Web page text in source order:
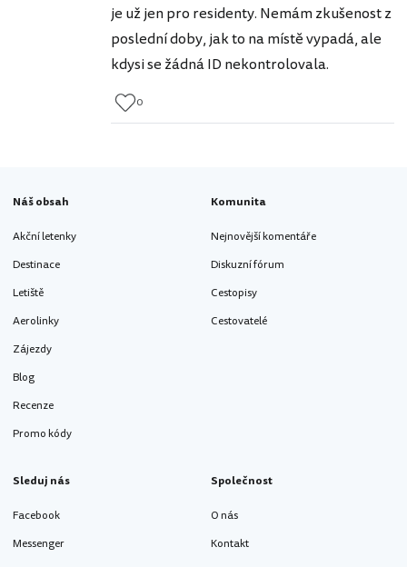
je už jen pro residenty. Nemám zkušenost z
poslední doby, jak to na místě vypadá, ale
kdysi se žádná ID nekontrolovala.
0
Náš obsah
Akční letenky
Destinace
Letiště
Aerolinky
Zájezdy
Blog
Recenze
Promo kódy
Komunita
Nejnovější komentáře
Diskuzní fórum
Cestopisy
Cestovatelé
Sleduj nás
Facebook
Messenger
Společnost
O nás
Kontakt